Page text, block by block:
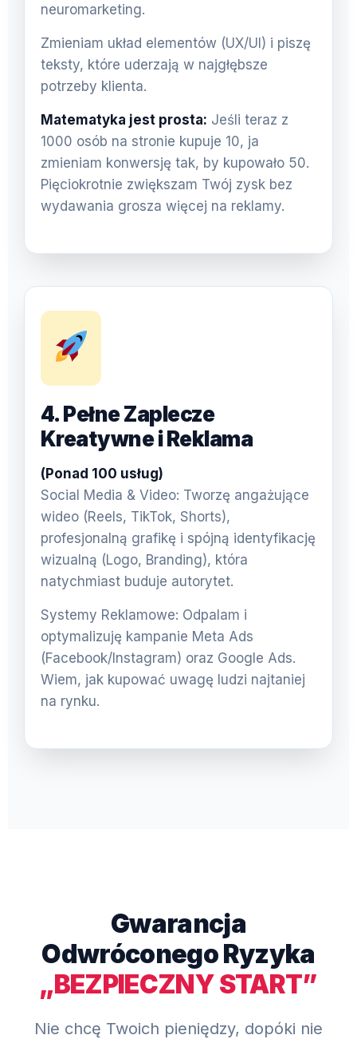
neuromarketing.
Zmieniam układ elementów (UX/UI) i piszę
teksty, które uderzają w najgłębsze
potrzeby klienta.
Matematyka jest prosta: Jeśli teraz z
1000 osób na stronie kupuje 10, ja
zmieniam konwersję tak, by kupowało 50.
Pięciokrotnie zwiększam Twój zysk bez
wydawania grosza więcej na reklamy.
4. Pełne Zaplecze
Kreatywne i Reklama
(Ponad 100 usług)
Social Media & Video: Tworzę angażujące
wideo (Reels, TikTok, Shorts),
profesjonalną grafikę i spójną identyfikację
wizualną (Logo, Branding), która
natychmiast buduje autorytet.
Systemy Reklamowe: Odpalam i
optymalizuję kampanie Meta Ads
(Facebook/Instagram) oraz Google Ads.
Wiem, jak kupować uwagę ludzi najtaniej
na rynku.
Gwarancja
Odwróconego Ryzyka
„BEZPIECZNY START”
Nie chcę Twoich pieniędzy, dopóki nie